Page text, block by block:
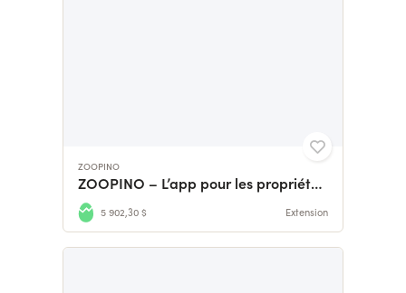
ZOOPINO
ZOOPINO – L’app pour les propriétaires d'animaux !
5 902,30 $ Extension